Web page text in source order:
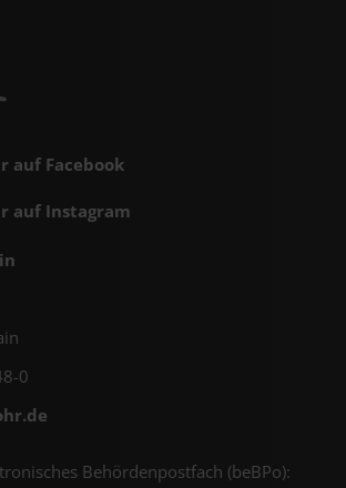
auf Facebook
auf Instagram
0
Behördenpostfach (beBPo):